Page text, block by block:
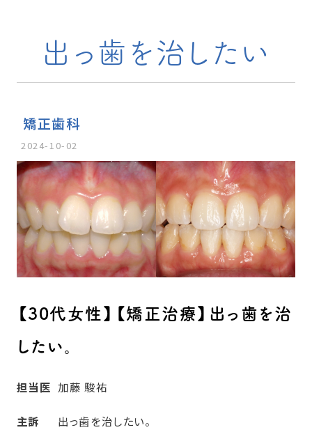
出っ歯を治したい
矯正歯科
2024-10-02
【30代女性】【矯正治療】出っ歯を治
したい。
担当医 加藤 駿祐
主訴 出っ歯を治したい。